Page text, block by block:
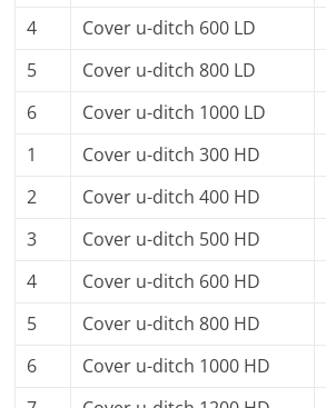
4
Cover u-ditch 600 LD
5
Cover u-ditch 800 LD
6
Cover u-ditch 1000 LD
1
Cover u-ditch 300 HD
2
Cover u-ditch 400 HD
3
Cover u-ditch 500 HD
4
Cover u-ditch 600 HD
5
Cover u-ditch 800 HD
6
Cover u-ditch 1000 HD